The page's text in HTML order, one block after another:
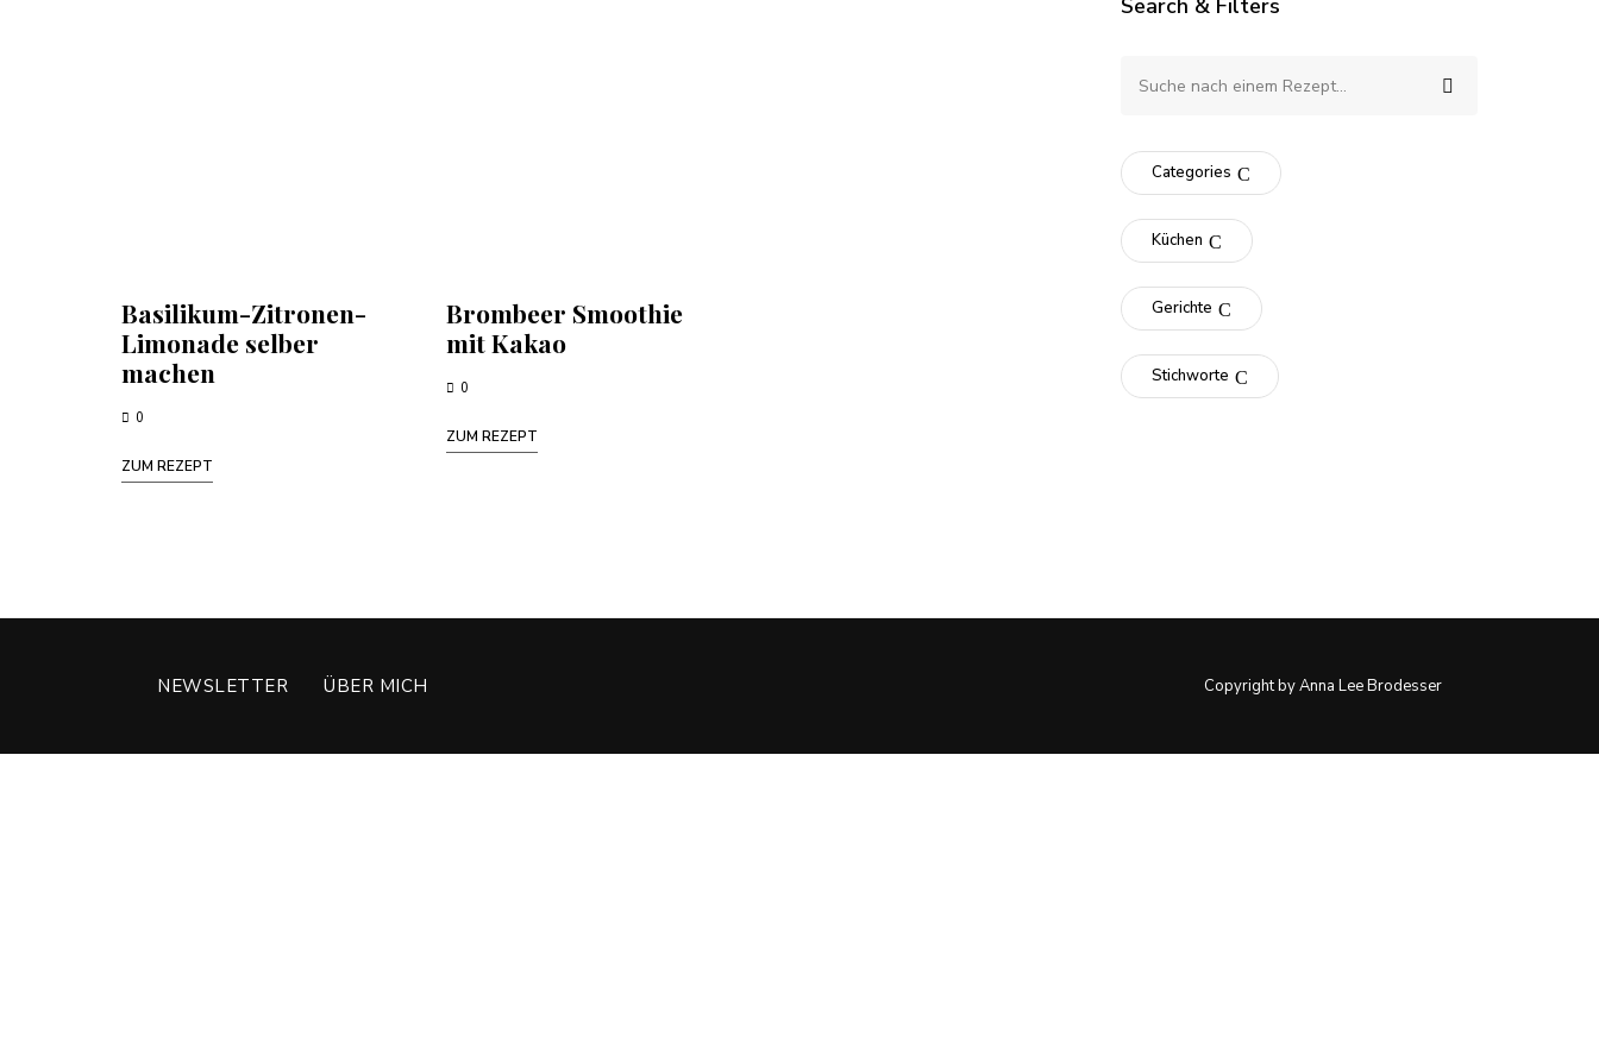
Search & Filters
Categories
Küchen
Gerichte
Stichworte
Basilikum-Zitronen-
Limonade selber
machen
0
ZUM REZEPT
Brombeer Smoothie
mit Kakao
0
ZUM REZEPT
NEWSLETTER ÜBER MICH Copyright by Anna Lee Brodesser